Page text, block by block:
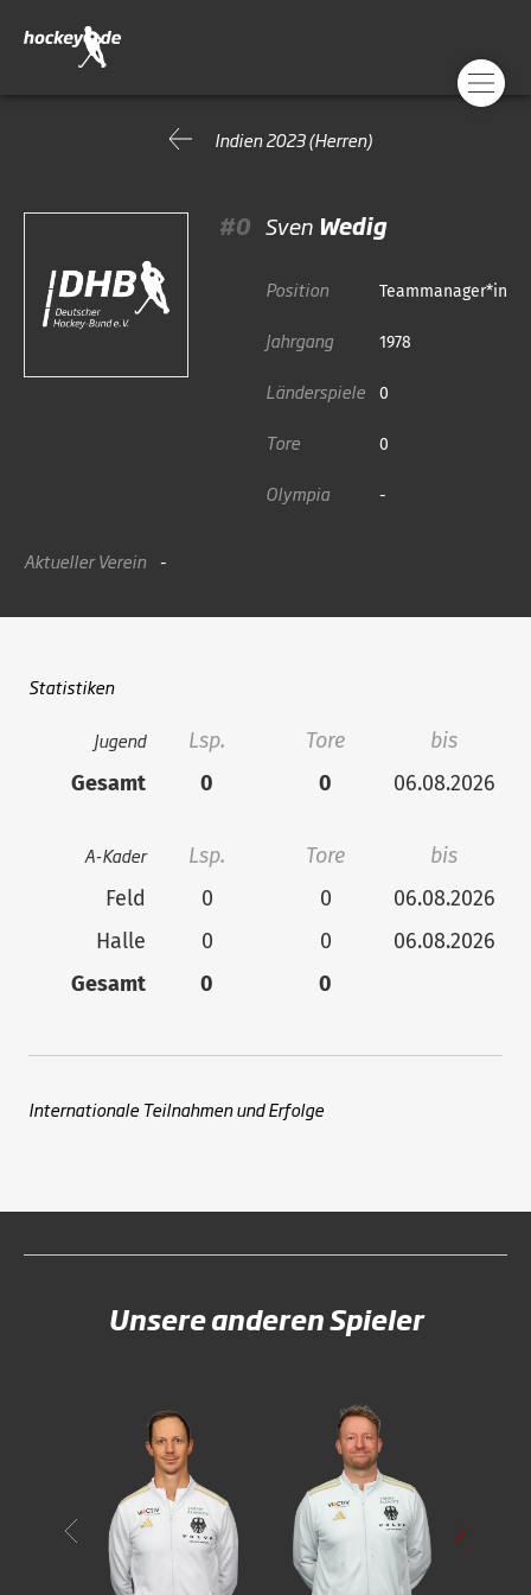
Indien 2023 (Herren)
#0 Sven Wedig
Position Teammanager*in
Jahrgang 1978
Länderspiele 0
Tore 0
Olympia -
Aktueller Verein -
Statistiken
Jugend Lsp. Tore
bis
Gesamt
0 0 06.08.2026
A-Kader Lsp. Tore
bis
Feld
0 0
06.08.2026
Halle
0 0
06.08.2026
Gesamt
0 0
Internationale Teilnahmen und Erfolge
Unsere anderen Spieler